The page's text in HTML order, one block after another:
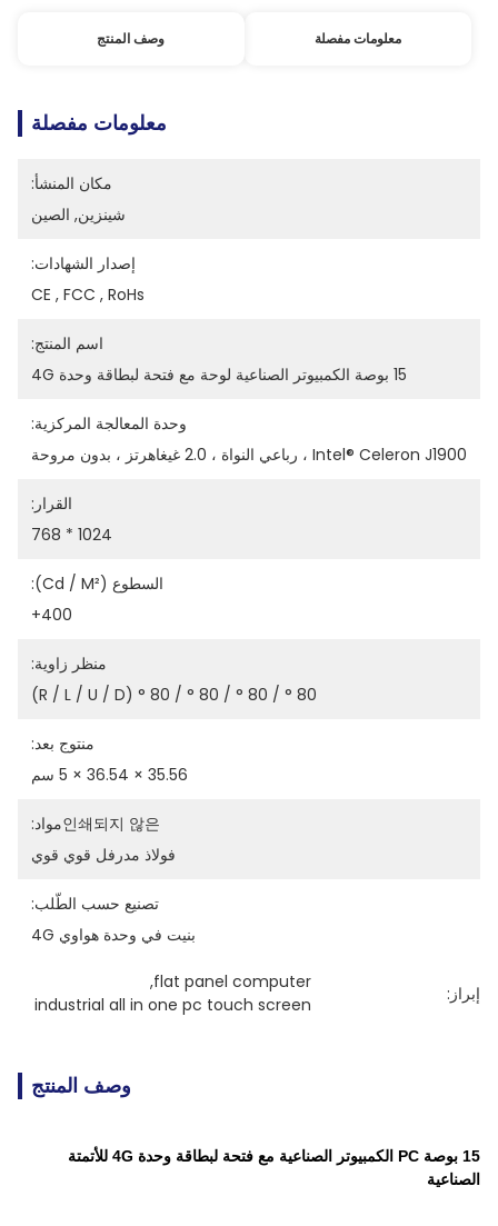
معلومات مفصلة وصف المنتج
معلومات مفصلة
مكان المنشأ:
شينزين, الصين
إصدار الشهادات:
CE , FCC , RoHs
اسم المنتج:
15 بوصة الكمبيوتر الصناعية لوحة مع فتحة لبطاقة وحدة 4G
وحدة المعالجة المركزية:
Intel® Celeron J1900 ، رباعي النواة ، 2.0 غيغاهرتز ، بدون مروحة
القرار:
1024 * 768
السطوع (cd / M²):
400+
منظر زاوية:
80 ° / 80 ° / 80 ° / 80 ° (R / L / U / D)
منتوج بعد:
35.56 × 36.54 × 5 سم
인쇄되지 않은مواد:
فولاذ مدرفل قوي قوي
تصنيع حسب الطّلب:
بنيت في وحدة هواوي 4G
إبراز:
flat panel computer
,
industrial all in one pc touch screen
وصف المنتج
15 بوصة PC الكمبيوتر الصناعية مع فتحة لبطاقة وحدة 4G للأتمتة
الصناعية